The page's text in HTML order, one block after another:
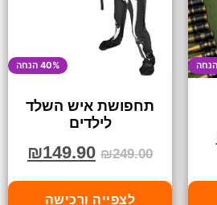
40% הנחה
תחפושת איש השלד
לילדים
₪249.00
₪149.90
לצפייה ורכישה